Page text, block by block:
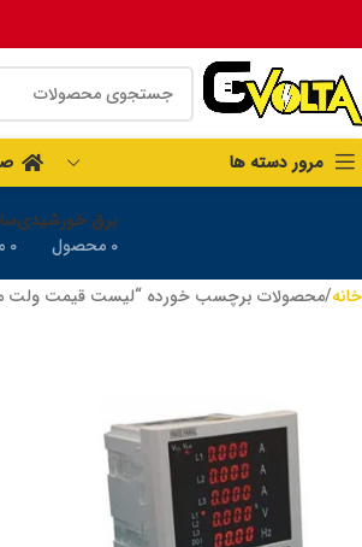
مرور دسته ها
برق خورشیدی
0 محصول
0 محصول
خانه محصولات برچسب خورده “لیست قیمت ولت